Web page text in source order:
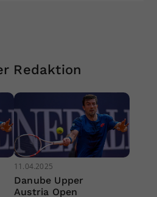
Redaktion
11.04.2025
Danube Upper
Austria Open